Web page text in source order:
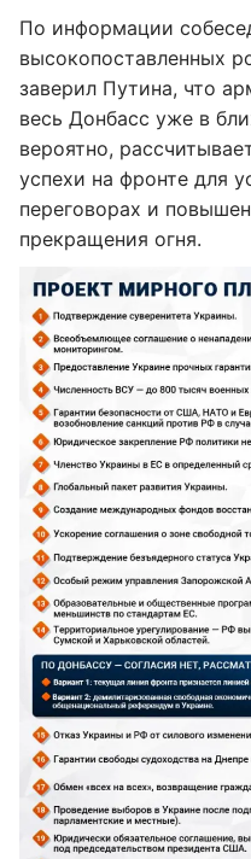
По информации
высокопоставленных
заверил Путина, что
весь Донбасс уже в
вероятно,
успехи на фронте для
переговорах и
прекращения огня.